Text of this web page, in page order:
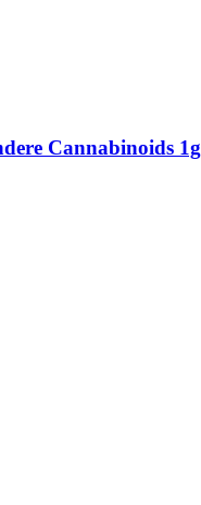
Cannabinoids 1g